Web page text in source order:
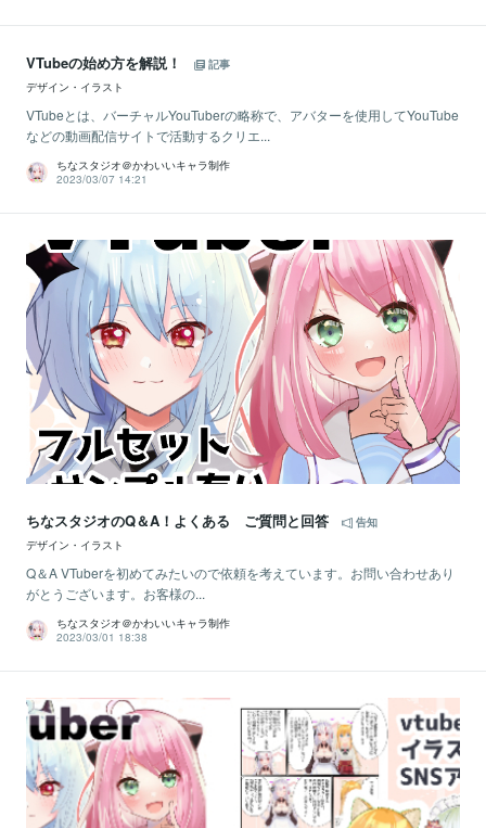
VTubeの始め方を解説！
記事
デザイン・イラスト
VTubeとは、バーチャルYouTuberの略称で、アバターを使用してYouTube
などの動画配信サイトで活動するクリエ...
ちなスタジオ＠かわいいキャラ制作
2023/03/07 14:21
ちなスタジオのQ＆A！よくある ご質問と回答
告知
デザイン・イラスト
Q＆A VTuberを初めてみたいので依頼を考えています。お問い合わせあり
がとうございます。お客様の...
ちなスタジオ＠かわいいキャラ制作
2023/03/01 18:38